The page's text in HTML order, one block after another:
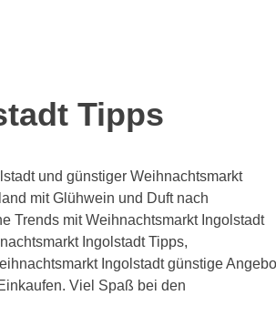
Tipps
und günstiger Weihnachtsmarkt
mit Glühwein und Duft nach
Trends mit Weihnachtsmarkt Ingolstadt
Ingolstadt Tipps,
Ingolstadt günstige
Viel Spaß bei den